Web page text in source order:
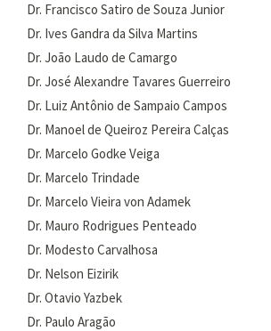
Dr. Francisco Satiro de Souza Junior
Dr. Ives Gandra da Silva Martins
Dr. João Laudo de Camargo
Dr. José Alexandre Tavares Guerreiro
Dr. Luiz Antônio de Sampaio Campos
Dr. Manoel de Queiroz Pereira Calças
Dr. Marcelo Godke Veiga
Dr. Marcelo Trindade
Dr. Marcelo Vieira von Adamek
Dr. Mauro Rodrigues Penteado
Dr. Modesto Carvalhosa
Dr. Nelson Eizirik
Dr. Otavio Yazbek
Dr. Paulo Aragão